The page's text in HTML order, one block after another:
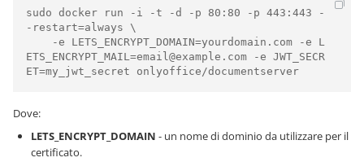
sudo docker run -i -t -d -p 80:80 -p 443:443 -
-restart=always \
ETS_ENCRYPT_MAIL=email@example.com -e JWT_SECR
ET=my_jwt_secret onlyoffice/documentserver
Dove:
LETS_ENCRYPT_DOMAIN - un nome di dominio da utilizzare per il
certificato.